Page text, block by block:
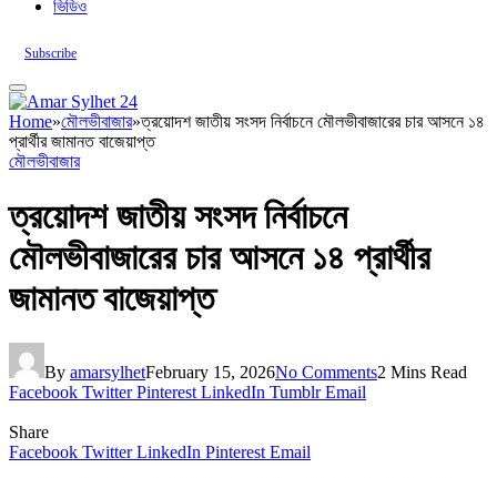
ভিডিও
Subscribe
Home»মৌলভীবাজার»ত্রয়োদশ জাতীয় সংসদ নির্বাচনে মৌলভীবাজারের চার আসনে ১৪
প্রার্থীর জামানত বাজেয়াপ্ত
মৌলভীবাজার
ত্রয়োদশ জাতীয় সংসদ নির্বাচনে
মৌলভীবাজারের চার আসনে ১৪ প্রার্থীর
জামানত বাজেয়াপ্ত
By amarsylhetFebruary 15, 2026No Comments2 Mins Read
Facebook Twitter Pinterest LinkedIn Tumblr Email
Share
Facebook Twitter LinkedIn Pinterest Email